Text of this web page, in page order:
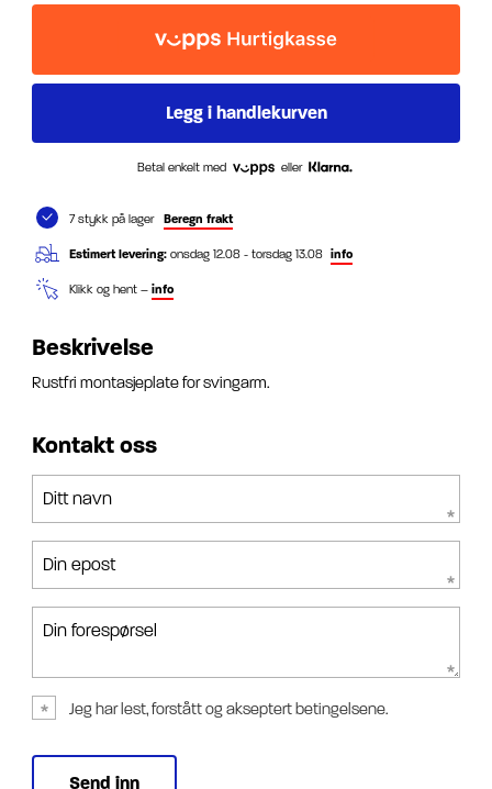
Betal enkelt med eller
7 stykk på lager Beregn frakt
Estimert levering: onsdag 12.08 - torsdag 13.08 info
Klikk og hent – info
Beskrivelse
Rustfri montasjeplate for svingarm.
Kontakt oss
Ditt navn
Din epost
Din forespørsel
Jeg har lest, forstått og akseptert betingelsene.